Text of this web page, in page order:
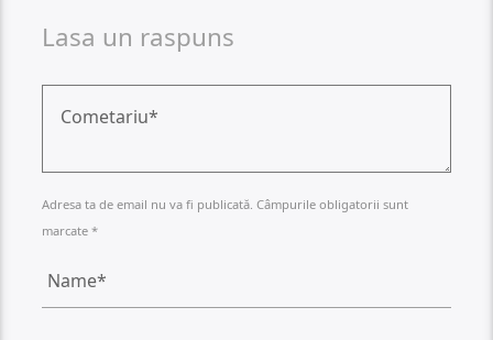
Lasa un raspuns
Adresa ta de email nu va fi publicată. Câmpurile obligatorii sunt
marcate *